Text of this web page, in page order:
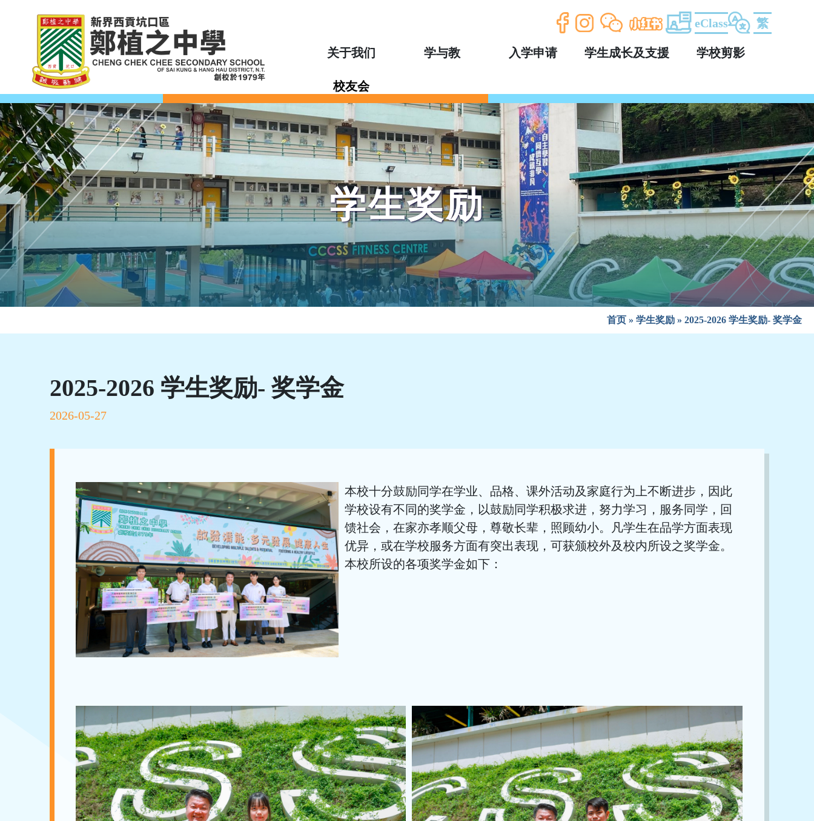
eClass 繁
关于我们 学与教 入学申请 学生成长及支援 学校剪影
校友会
学生奖励
首页 » 学生奖励 » 2025-2026 学生奖励- 奖学金
2025-2026 学生奖励- 奖学金
2026-05-27
本校十分鼓励同学在学业、品格、课外活动及家庭行为上不断进步，因此
学校设有不同的奖学金，以鼓励同学积极求进，努力学习，服务同学，回
馈社会，在家亦孝顺父母，尊敬长辈，照顾幼小。凡学生在品学方面表现
优异，或在学校服务方面有突出表现，可获颁校外及校内所设之奖学金。
本校所设的各项奖学金如下：